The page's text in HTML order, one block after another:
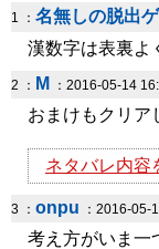
1 ： 名無しの脱出
漢数字は表裏よ
2 ： M ：2016-05-14
おまけもクリア
ネタバレ内容
3 ： onpu ：2016-05-
考え方がいま一